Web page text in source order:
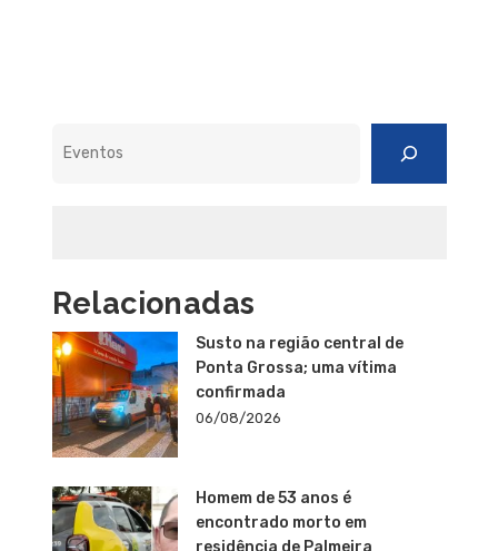
Relacionadas
Susto na região central de
Ponta Grossa; uma vítima
confirmada
06/08/2026
Homem de 53 anos é
encontrado morto em
residência de Palmeira